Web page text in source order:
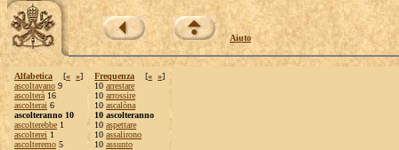
Aiuto
Alfabetica [« »]
ascoltavano 9
ascolterà 16
ascolterai 6
ascolteranno 10
ascolterebbe 1
ascolterei 1
ascolteremo 5
Frequenza [« »]
10 arrestare
10 arrossire
10 ascalòna
10 ascolteranno
10 aspettare
10 assalirono
10 assunto